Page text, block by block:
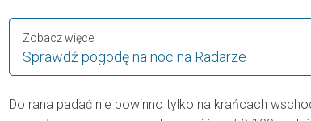
Sprawdź pogodę na noc na Radarze
Zobacz więcej
Do rana padać nie powinno tylko na krańcach